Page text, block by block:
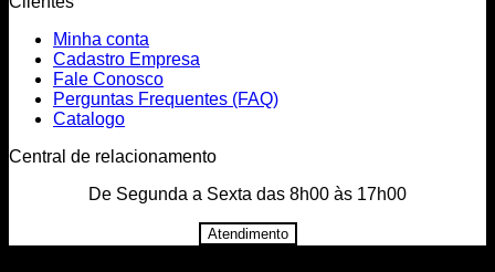
Minha conta
Cadastro Empresa
Fale Conosco
Perguntas Frequentes (FAQ)
Catalogo
Central de relacionamento
De Segunda a Sexta das 8h00 às 17h00